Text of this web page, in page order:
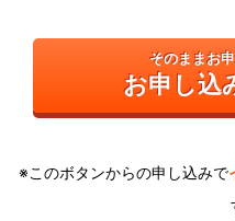
そのままお
お申し込
※このボタンからの申し込みで